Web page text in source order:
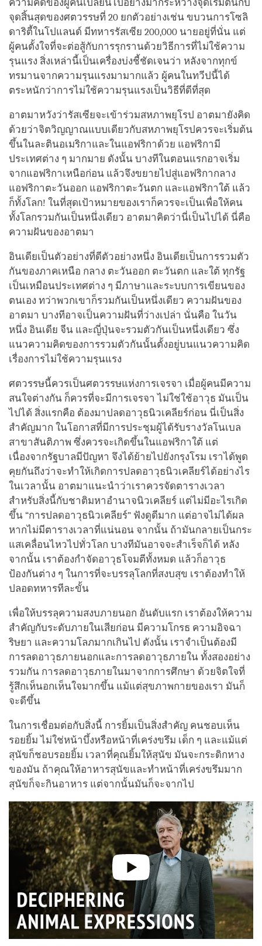
ความคิดของผู้คนเปลี่ยนไปอย่างมากระหว่างจุดเริ่มต้นกับ
จุดสิ้นสุดของศตวรรษที่ 20 ยกตัวอย่างเช่น ขบวนการโซลิ
ดาริตี้ในโปแลนด์ มีทหารรัสเซีย 200,000 นายอยู่ที่นั่น แต่
ผู้คนตั้งใจที่จะต่อสู้กับการรุกรานด้วยวิธีการที่ไม่ใช้ความ
รุนแรง สิ่งเหล่านี้เป็นเครื่องบ่งชี้ชัดเจนว่า หลังจากทุกข์
ทรมานจากความรุนแรงมามากแล้ว ผู้คนในทวีปนี้ได้
ตระหนักว่าการไม่ใช้ความรุนแรงเป็นวิธีที่ดีที่สุด
อาตมาหวังว่ารัสเซียจะเข้าร่วมสหภาพยุโรป อาตมายังคิด
ด้วยว่าจิตวิญญาณแบบเดียวกับสหภาพยุโรปควรจะเริ่มต้น
ขึ้นในละตินอเมริกาและในแอฟริกาด้วย แอฟริกามี
ประเทศต่าง ๆ มากมาย ดังนั้น บางทีในตอนแรกอาจเริ่ม
จากแอฟริกาเหนือก่อน แล้วจึงขยายไปสู่แอฟริกากลาง
แอฟริกาตะวันออก แอฟริกาตะวันตก และแอฟริกาใต้ แล้ว
ก็ทั้งโลก! ในที่สุดเป้าหมายของเราก็ควรจะเป็นเพื่อให้คน
ทั้งโลกรวมกันเป็นหนึ่งเดียว อาตมาคิดว่านี่เป็นไปได้ นี่คือ
ความฝันของอาตมา
อินเดียเป็นตัวอย่างที่ดีตัวอย่างหนึ่ง อินเดียเป็นการรวมตัว
กันของภาคเหนือ กลาง ตะวันออก ตะวันตก และใต้ ทุกรัฐ
เป็นเหมือนประเทศต่าง ๆ มีภาษาและระบบการเขียนของ
ตนเอง ทว่าพวกเขาก็รวมกันเป็นหนึ่งเดียว ความฝันของ
อาตมา บางทีอาจเป็นความฝันที่ว่างเปล่า นั่นคือ ในวัน
หนึ่ง อินเดีย จีน และญี่ปุ่นจะรวมตัวกันเป็นหนึ่งเดียว ซึ่ง
แนวความคิดของการรวมตัวกันนั้นตั้งอยู่บนแนวความคิด
เรื่องการไม่ใช้ความรุนแรง
ศตวรรษนี้ควรเป็นศตวรรษแห่งการเจรจา เมื่อผู้คนมีความ
สนใจต่างกัน ก็ควรที่จะมีการเจรจา ไม่ใช่ใช้อาวุธ มันเป็น
ไปได้ สิ่งแรกคือ ต้องมาปลดอาวุธนิวเคลียร์ก่อน นี่เป็นสิ่ง
สำคัญมาก ในโอกาสที่มีการประชุมผู้ได้รับรางวัลโนเบล
สาขาสันติภาพ ซึ่งควรจะเกิดขึ้นในแอฟริกาใต้ แต่
เนื่องจากรัฐบาลมีปัญหา จึงได้ย้ายไปยังกรุงโรม เราได้พูด
คุยกันถึงว่าจะทำให้เกิดการปลดอาวุธนิวเคลียร์ได้อย่างไร
ในเวลานั้น อาตมาแนะนำว่าเราควรจัดตารางเวลา
สำหรับสิ่งนี้กับชาติมหาอำนาจนิวเคลียร์ แต่ไม่มีอะไรเกิด
ขึ้น “การปลดอาวุธนิวเคลียร์” ฟังดูดีมาก แต่อาจไม่ได้ผล
หากไม่มีตารางเวลาที่แน่นอน จากนั้น ถ้ามันกลายเป็นกระ
แสเคลื่อนไหวไปทั่วโลก บางทีมันอาจจะสำเร็จก็ได้ หลัง
จากนั้น เราต้องกำจัดอาวุธโจมตีทั้งหมด แล้วก็อาวุธ
ป้องกันต่าง ๆ ในการที่จะบรรลุโลกที่สงบสุข เราต้องทำให้
ปลอดทหารทีละขั้น
เพื่อให้บรรลุความสงบภายนอก อันดับแรก เราต้องให้ความ
สำคัญกับระดับภายในเสียก่อน มีความโกรธ ความอิจฉา
ริษยา และความโลภมากเกินไป ดังนั้น เราจำเป็นต้องมี
การลดอาวุธภายนอกและการลดอาวุธภายใน ทั้งสองอย่าง
รวมกัน การลดอาวุธภายในมาจากการศึกษา ด้วยจิตใจที่
รู้สึกเห็นอกเห็นใจมากขึ้น แม้แต่สุขภาพกายของเรา มันก็
จะดีขึ้น
ในการเชื่อมต่อกับสิ่งนี้ การยิ้มเป็นสิ่งสำคัญ คนชอบเห็น
รอยยิ้ม ไม่ใช่หน้าบึ้งหรือหน้าที่เคร่งขรึม เด็ก ๆ และแม้แต่
สุนัขก็ชอบรอยยิ้ม เวลาที่คุณยิ้มให้สุนัข มันจะกระดิกหาง
ของมัน ถ้าคุณให้อาหารสุนัขและทำหน้าที่เคร่งขรึมมาก
สุนัขก็จะกินอาหาร แต่จากนั้นมันก็จะจากไป